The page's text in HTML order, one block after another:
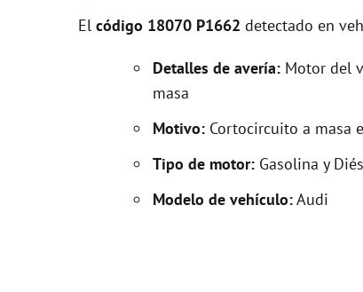
El código 18070 P1662 detectado en
Detalles de avería: Motor del
masa
Motivo: Cortocircuito a masa
Tipo de motor: Gasolina y
Modelo de vehículo:Audi